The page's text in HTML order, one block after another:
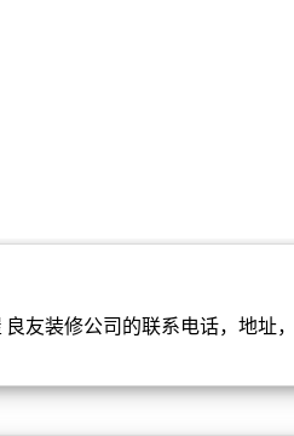
良友装修公司的联系电话，地址